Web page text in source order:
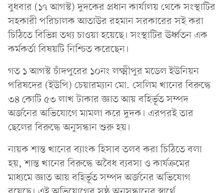
বুধবার (১৭ আগস্ট) দুদকের প্রধান কার্যালয় থেকে সংস্থাটির
সহকারী পরিচালক আতাউর রহমান সরকারের সই করা
চিঠিতে বিভিন্ন তথ্য চাওয়া হয়েছে। সংস্থাটির ঊর্ধ্বতন এক
কর্মকর্তা বিষয়টি নিশ্চিত করেছেন।
গত ১ আগস্ট চাঁদপুরের ১০নং লক্ষ্মীপুর মডেল ইউনিয়ন
পরিষদের (ইউপি) চেয়ারম্যান মো. সেলিম খানের বিরুদ্ধে
৩৪ কোটি ৫৩ লাখ টাকার জ্ঞাত আয় বহির্ভূত সম্পদ
অর্জনের অভিযোগে মামলা করে দুদক। এরপরই তার
ছেলের বিরুদ্ধে অনুসন্ধান শুরু হয়।
নায়ক শান্ত খানের ব্যাংক হিসাব তলব করা চিঠিতে বলা
হয়, শান্ত খানের বিরুদ্ধে অবৈধ ব্যবসা ও কার্যক্রমের
মাধ্যমে জ্ঞাত আয় বহির্ভূত সম্পদ অর্জনের অভিযোগ